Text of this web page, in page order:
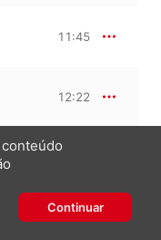
11:45
12:22
Continuar